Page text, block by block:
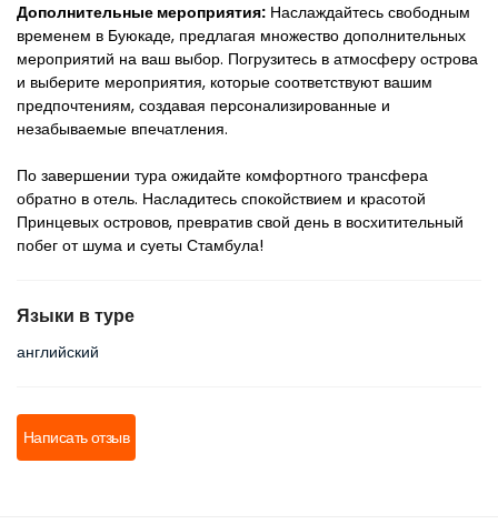
Дополнительные мероприятия: Наслаждайтесь свободным
временем в Буюкаде, предлагая множество дополнительных
мероприятий на ваш выбор. Погрузитесь в атмосферу острова
и выберите мероприятия, которые соответствуют вашим
предпочтениям, создавая персонализированные и
незабываемые впечатления.
По завершении тура ожидайте комфортного трансфера
обратно в отель. Насладитесь спокойствием и красотой
Принцевых островов, превратив свой день в восхитительный
побег от шума и суеты Стамбула!
Языки в туре
английский
Написать отзыв